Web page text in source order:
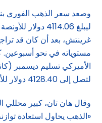
غرينتش، بعد أن كان قد
مستوياته في نحو أسبوعين.
لتصل إلى 4128.40 دولار للأونصة.
وقال هان تان، كبير
«الذهب يحاول استعادة